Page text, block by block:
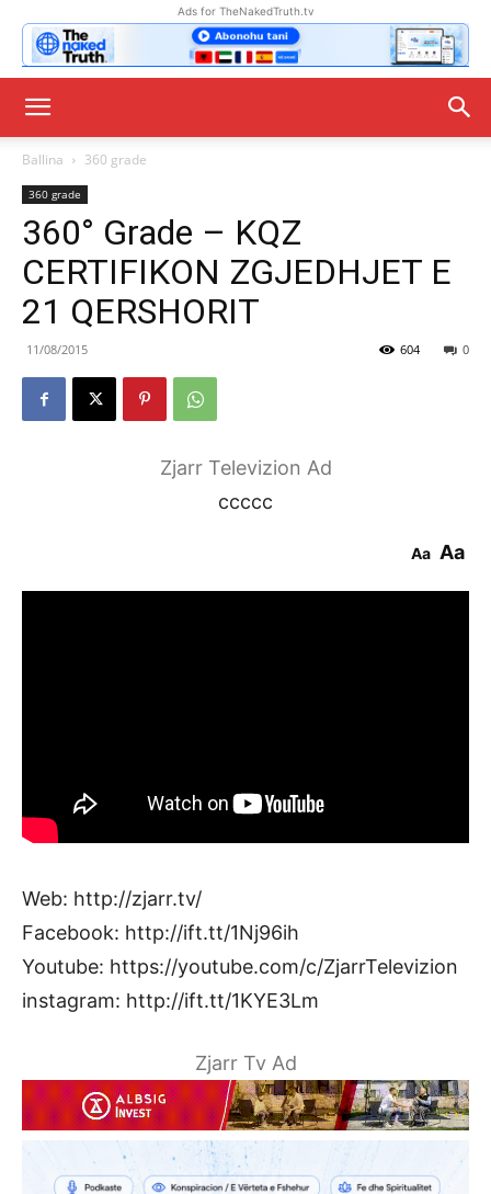
Ads for TheNakedTruth.tv
Ballina 360 grade
360 grade
360° Grade – KQZ
CERTIFIKON ZGJEDHJET E
21 QERSHORIT
11/08/2015 0
604
Zjarr Televizion Ad
ccccc
Aa Aa
Web: http://zjarr.tv/
Facebook: http://ift.tt/1Nj96ih
Youtube: https://youtube.com/c/ZjarrTelevizion
instagram: http://ift.tt/1KYE3Lm
Zjarr Tv Ad